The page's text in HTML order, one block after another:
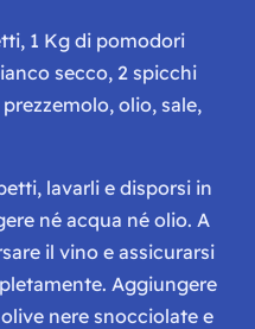
1 Kg di pomodori
secco, 2 spicchi
olio, sale,
lavarli e disporsi in
né acqua né olio. A
il vino e assicurarsi
Aggiungere
nere snocciolate e